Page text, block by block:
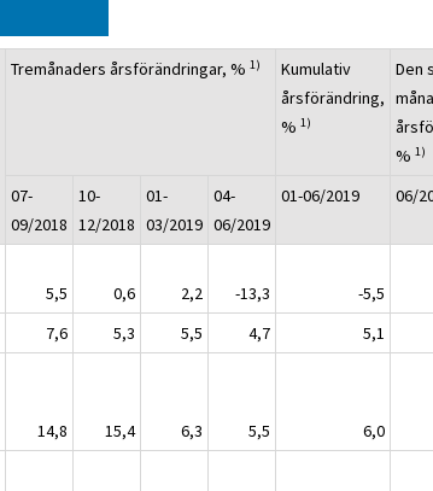
Tremånaders årsförändringar, %1)
Kumulativ
årsförändring,
%1)
Den
%1)
07-
09/2018
10-
12/2018
01-
03/2019
04-
06/2019
01-06/2019 06/
5,5 0,6 2,2 -13,3 -5,5
7,6 5,3 5,5 4,7 5,1
14,8 15,4 6,3 5,5 6,0